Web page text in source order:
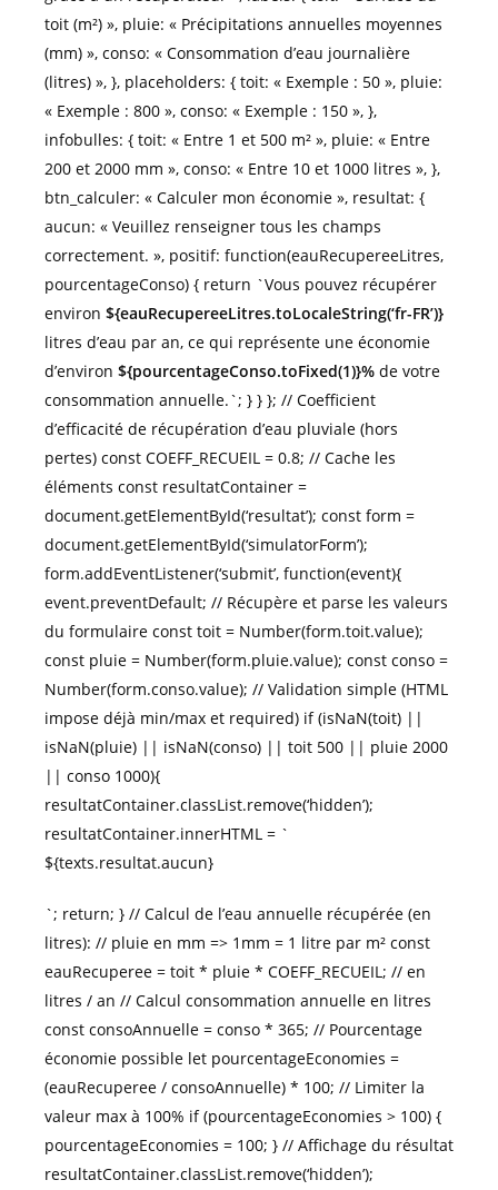
toit (m²) », pluie: « Précipitations annuelles moyennes
(mm) », conso: « Consommation d’eau journalière
(litres) », }, placeholders: { toit: « Exemple : 50 », pluie:
« Exemple : 800 », conso: « Exemple : 150 », },
infobulles: { toit: « Entre 1 et 500 m² », pluie: « Entre
200 et 2000 mm », conso: « Entre 10 et 1000 litres », },
btn_calculer: « Calculer mon économie », resultat: {
aucun: « Veuillez renseigner tous les champs
correctement. », positif: function(eauRecupereeLitres,
pourcentageConso) { return `Vous pouvez récupérer
environ ${eauRecupereeLitres.toLocaleString(‘fr-FR’)}
litres d’eau par an, ce qui représente une économie
d’environ ${pourcentageConso.toFixed(1)}% de votre
consommation annuelle.`; } } }; // Coefficient
d’efficacité de récupération d’eau pluviale (hors
pertes) const COEFF_RECUEIL = 0.8; // Cache les
éléments const resultatContainer =
document.getElementById(‘resultat’); const form =
document.getElementById(‘simulatorForm’);
form.addEventListener(‘submit’, function(event){
event.preventDefault; // Récupère et parse les valeurs
du formulaire const toit = Number(form.toit.value);
const pluie = Number(form.pluie.value); const conso =
Number(form.conso.value); // Validation simple (HTML
impose déjà min/max et required) if (isNaN(toit) ||
isNaN(pluie) || isNaN(conso) || toit 500 || pluie 2000
|| conso 1000){
resultatContainer.classList.remove(‘hidden’);
resultatContainer.innerHTML = `
${texts.resultat.aucun}
`; return; } // Calcul de l’eau annuelle récupérée (en
litres): // pluie en mm => 1mm = 1 litre par m² const
eauRecuperee = toit * pluie * COEFF_RECUEIL; // en
litres / an // Calcul consommation annuelle en litres
const consoAnnuelle = conso * 365; // Pourcentage
économie possible let pourcentageEconomies =
(eauRecuperee / consoAnnuelle) * 100; // Limiter la
valeur max à 100% if (pourcentageEconomies > 100) {
pourcentageEconomies = 100; } // Affichage du résultat
resultatContainer.classList.remove(‘hidden’);